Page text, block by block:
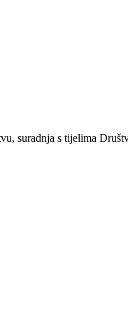
suradnja s tijelima